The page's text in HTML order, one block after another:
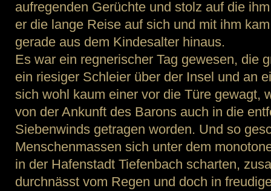
aufregenden Gerüchte und stolz auf die
er die lange Reise auf sich und mit ihm
gerade aus dem Kindesalter hinaus.
Es war ein regnerischer Tag gewesen, die
ein riesiger Schleier über der Insel und an
sich wohl kaum einer vor die Türe gewagt,
von der Ankunft des Barons auch in die
Siebenwinds getragen worden. Und so
Menschenmassen sich unter dem
in der Hafenstadt Tiefenbach scharten,
durchnässt vom Regen und doch in